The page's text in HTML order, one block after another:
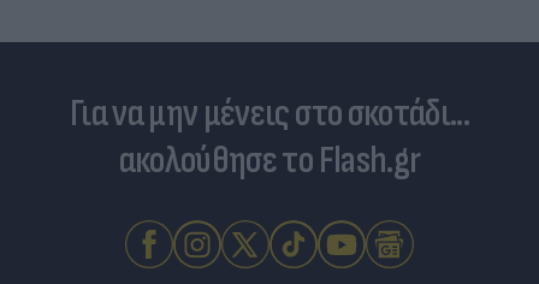
Για να μην μένεις στο σκοτάδι...
ακολούθησε το Flash.gr